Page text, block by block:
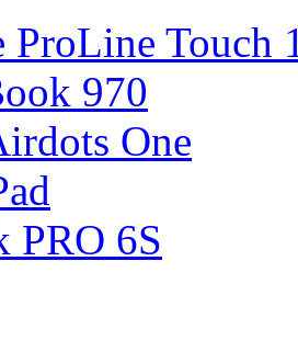
ProLine Touch
970
One
PRO 6S